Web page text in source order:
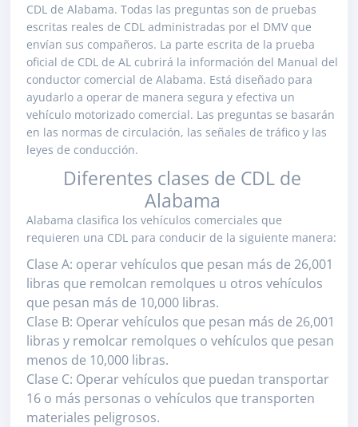
CDL de Alabama. Todas las preguntas son de pruebas
escritas reales de CDL administradas por el DMV que
envían sus compañeros. La parte escrita de la prueba
oficial de CDL de AL cubrirá la información del Manual del
conductor comercial de Alabama. Está diseñado para
ayudarlo a operar de manera segura y efectiva un
vehículo motorizado comercial. Las preguntas se basarán
en las normas de circulación, las señales de tráfico y las
leyes de conducción.
Diferentes clases de CDL de
Alabama
Alabama clasifica los vehículos comerciales que
requieren una CDL para conducir de la siguiente manera:
Clase A: operar vehículos que pesan más de 26,001
libras que remolcan remolques u otros vehículos
que pesan más de 10,000 libras.
Clase B: Operar vehículos que pesan más de 26,001
libras y remolcar remolques o vehículos que pesan
menos de 10,000 libras.
Clase C: Operar vehículos que puedan transportar
16 o más personas o vehículos que transporten
materiales peligrosos.